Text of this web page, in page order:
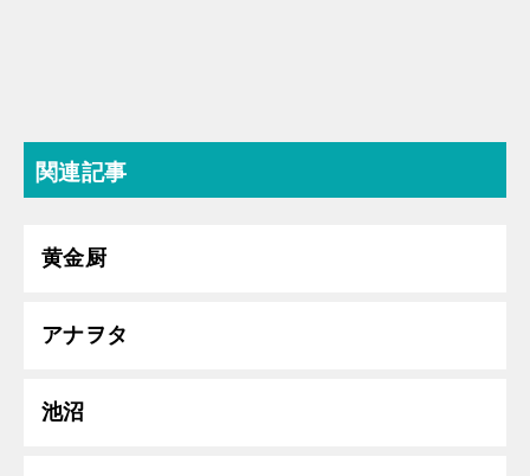
関連記事
黄金厨
アナヲタ
池沼